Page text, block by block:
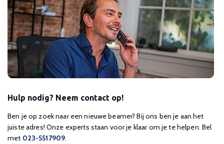
Hulp nodig? Neem contact op!
Ben je op zoek naar een nieuwe beamer? Bij ons ben je aan het
juiste adres! Onze experts staan voor je klaar om je te helpen. Bel
met 023-5517909.